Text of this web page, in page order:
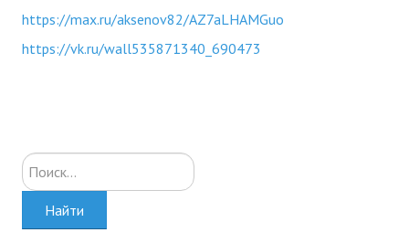
https://max.ru/aksenov82/AZ7aLHAMGuo
https://vk.ru/wall535871340_690473
Искать...
Найти